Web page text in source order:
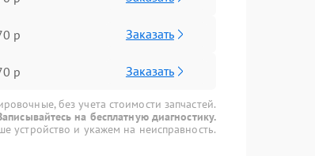
р Заказать
р Заказать
без учета стоимости запчастей.
на бесплатную диагностику.
устройство и укажем на неисправность.